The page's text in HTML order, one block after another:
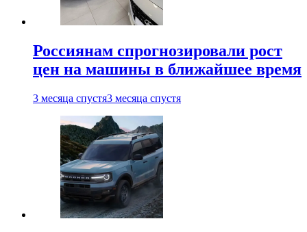
Россиянам спрогнозировали рост
цен на машины в ближайшее время
3 месяца спустя3 месяца спустя